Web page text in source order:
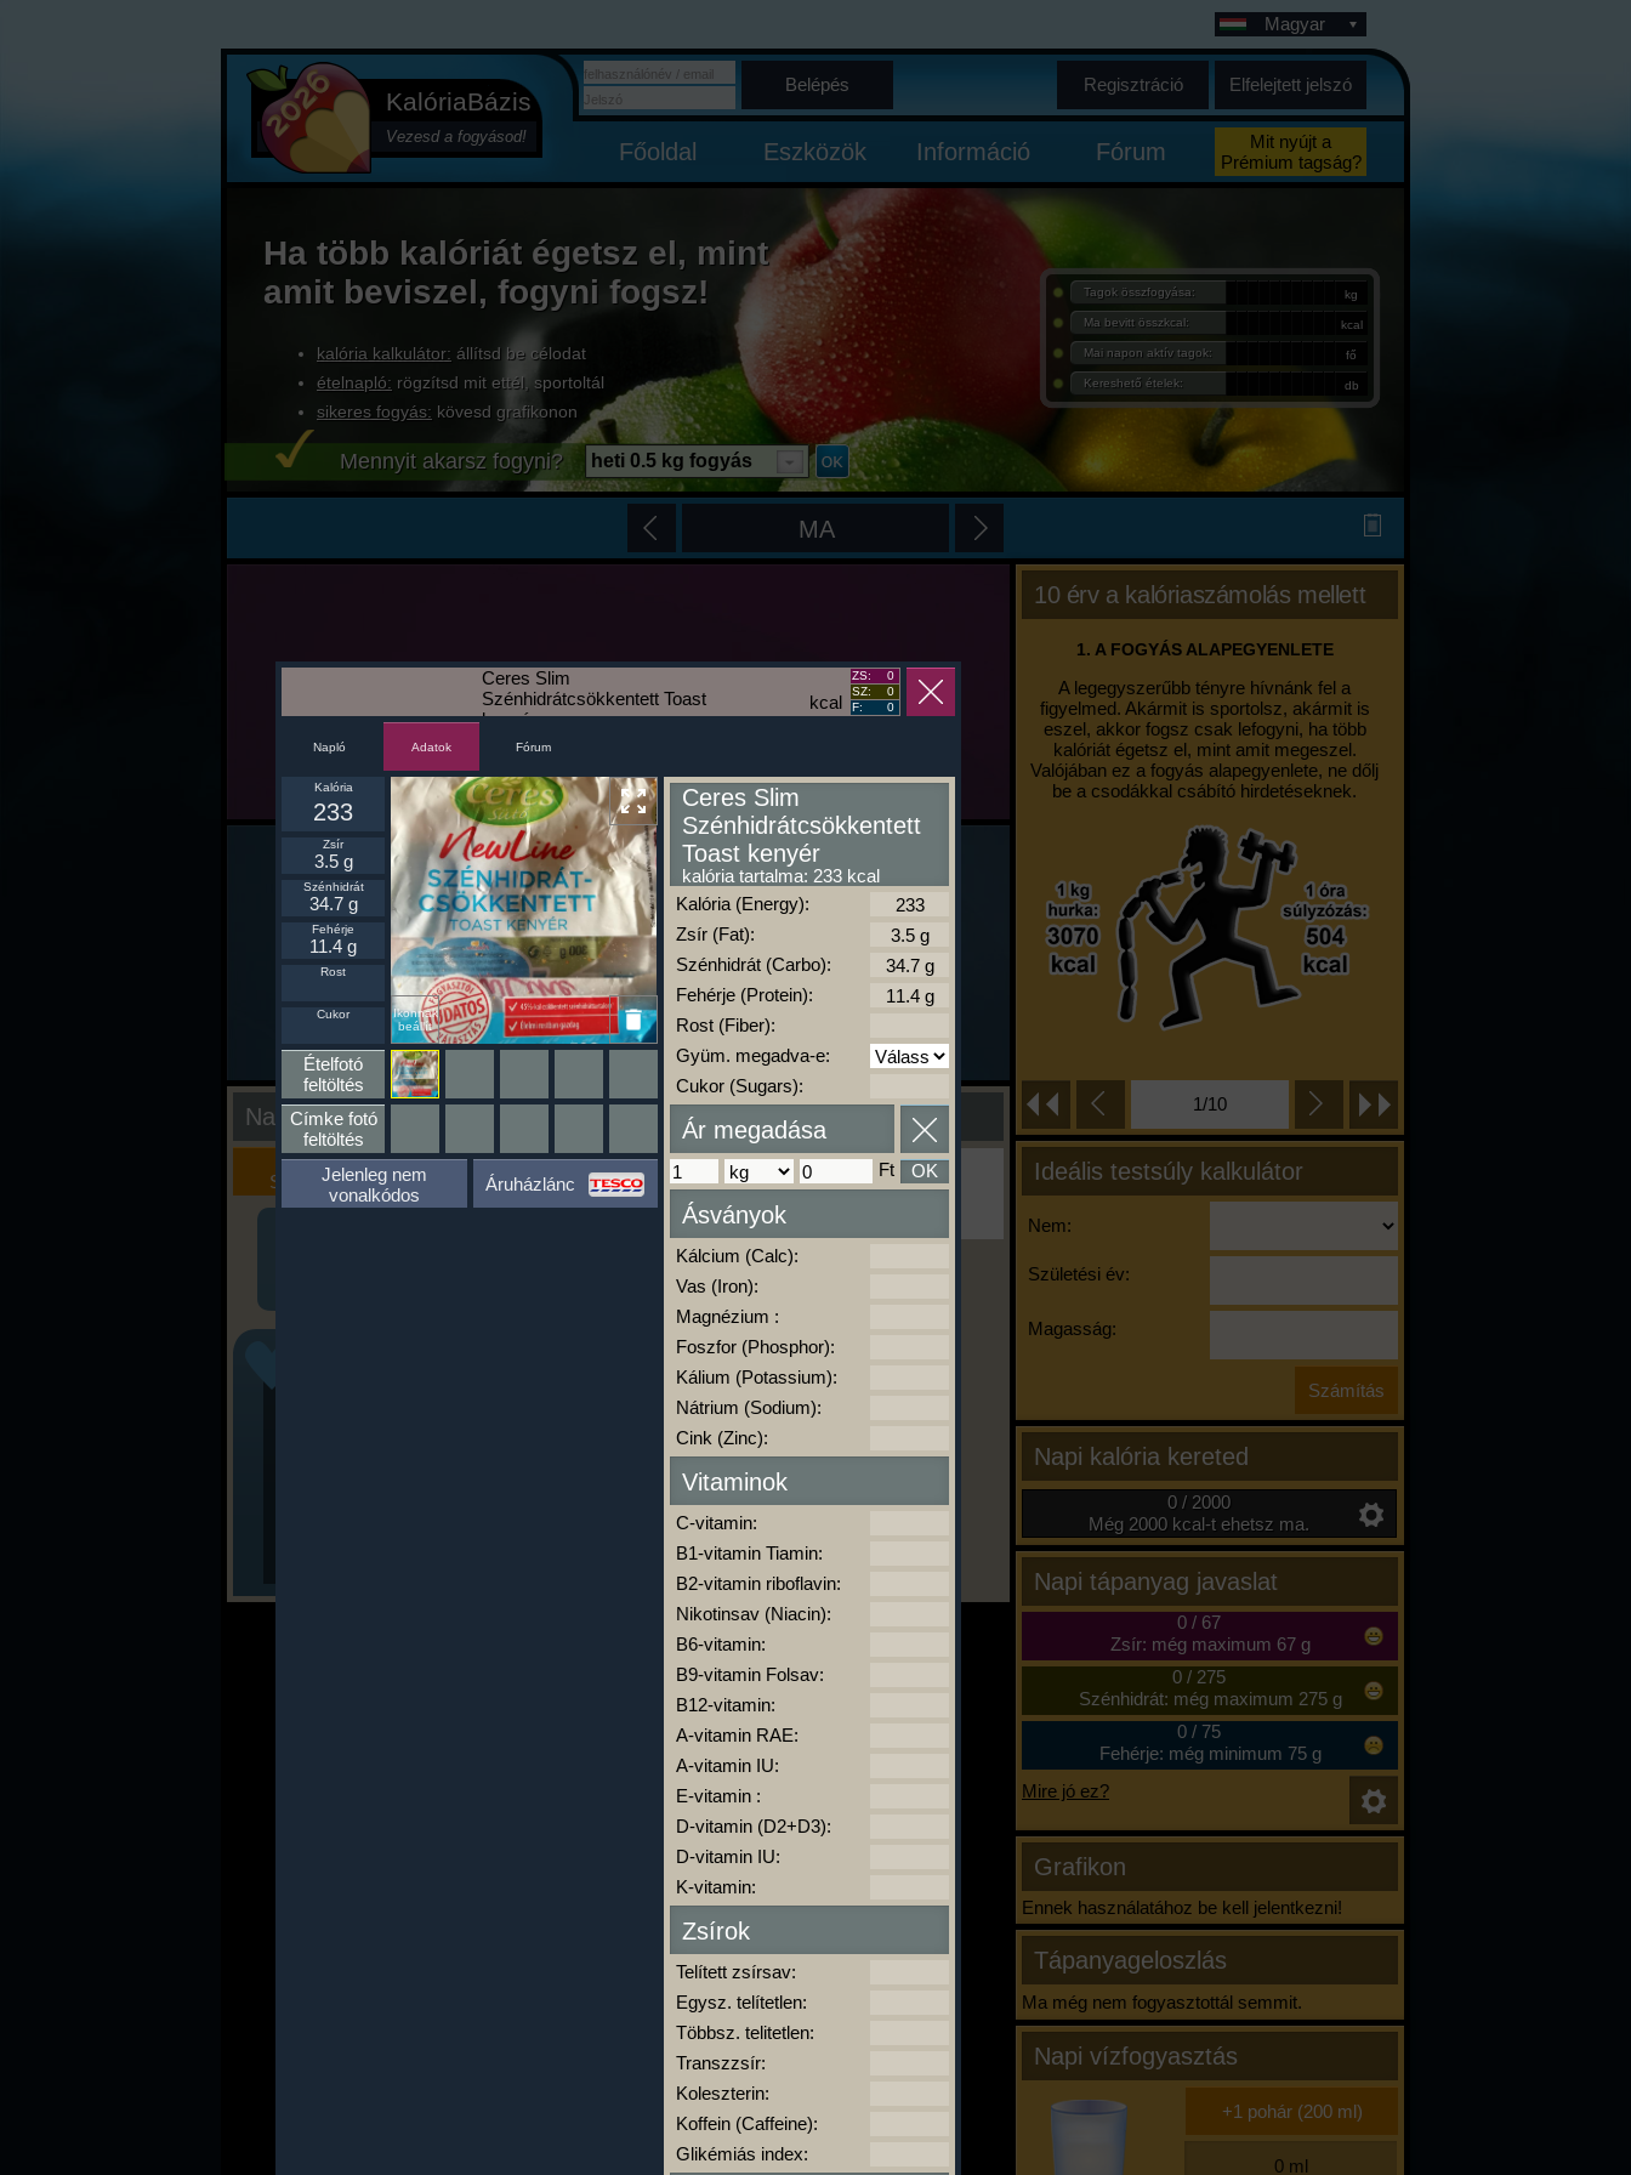
KalóriaBázis
Vezesd a fogyásod!
Magyar
Belépés Regisztráció Elfelejtett jelszó
Főoldal Eszközök Információ Fórum
Mit nyújt a
Prémium tagság?
Ha több kalóriát égetsz el, mint
amit beviszel, fogyni fogsz!
kalória kalkulátor: állítsd be célodat
ételnapló: rögzítsd mit ettél, sportoltál
sikeres fogyás: kövesd grafikonon
Tagok összfogyása: kg
Ma bevitt összkcal: kcal
Mai napon aktív tagok: fő
Kereshető ételek: db
Mennyit akarsz fogyni? heti 0.5 kg fogyás
MA
10 érv a kalóriaszámolás mellett
1. A FOGYÁS ALAPEGYENLETE
A legegyszerűbb tényre hívnánk fel a
figyelmed. Akármit is sportolsz, akármit is
eszel, akkor fogsz csak lefogyni, ha több
kalóriát égetsz el, mint amit megeszel.
Valójában ez a fogyás alapegyenlete, ne dőlj
be a csodákkal csábító hirdetéseknek.
1/10
Ideális testsúly kalkulátor
Nem:
Születési év:
Magasság:
Napi kalória kereted
0 / 2000
Még 2000 kcal-t ehetsz ma.
Napi tápanyag javaslat
0/ 67
Zsír: még maximum 67 g
0/ 275
Szénhidrát: még maximum 275 g
0/ 75
Fehérje: még minimum 75 g
Mire jó ez?
Grafikon
Ennek használatához be kell jelentkezni!
Tápanyageloszlás
Ma még nem fogyasztottál semmit.
Napi vízfogyasztás
Nap kiértékelése
Kalória
Szimulátor
Szöveges
Értékelés
Ha ma már nem eszel/sportolsz többet,
kattints a kiértékelésre!
A Kalória Szimulátor Prémium funkció.
kalóriabázis.hu
kcal
Ceres Slim
Szénhidrátcsökkentett Toast
kenyér
ZS:
0
SZ:
0
F:
0
Napló Adatok Fórum
Ikonnak
beállít
Kalória
233
Zsír
3.5 g
Szénhidrát
34.7 g
Fehérje
11.4 g
Rost
Cukor
Ételfotó
feltöltés
Címke fotó
feltöltés
Jelenleg nem
vonalkódos
Áruházlánc
Ceres Slim
Szénhidrátcsökkentett
Toast kenyér
kalória tartalma: 233 kcal
Kalória (Energy):
Zsír (Fat):
Szénhidrát (Carbo):
Fehérje (Protein):
Rost (Fiber):
Gyüm. megadva-e:
Cukor (Sugars):
Ár megadása
Ft OK
Ásványok
Kálcium (Calc):
Vas (Iron):
Magnézium :
Foszfor (Phosphor):
Kálium (Potassium):
Nátrium (Sodium):
Cink (Zinc):
Vitaminok
C-vitamin:
B1-vitamin Tiamin:
B2-vitamin riboflavin:
Nikotinsav (Niacin):
B6-vitamin:
B9-vitamin Folsav:
B12-vitamin:
A-vitamin RAE:
A-vitamin IU:
E-vitamin :
D-vitamin (D2+D3):
D-vitamin IU:
K-vitamin:
Zsírok
Telített zsírsav:
Egysz. telítetlen:
Többsz. telitetlen:
Transzzsír:
Koleszterin:
Koffein (Caffeine):
Glikémiás index: